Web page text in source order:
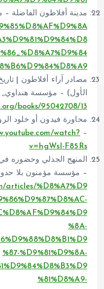
مدينة أفلاطون الفاضلة
مصادر آراء أفلاطون |
الأول) – مؤسسة هنداوي,,
books/95042708/13/
محاورة فيدون أو خلود
– YouTube,,
watch?
v=hgWsI-F85Rs
المنهج الجدلي وحضوره
– مؤسسة مؤمنون بلا
articles/%D8%A7%D9
%8A-
%87-%D9%81%D9%8A-
%81%D8%A9-